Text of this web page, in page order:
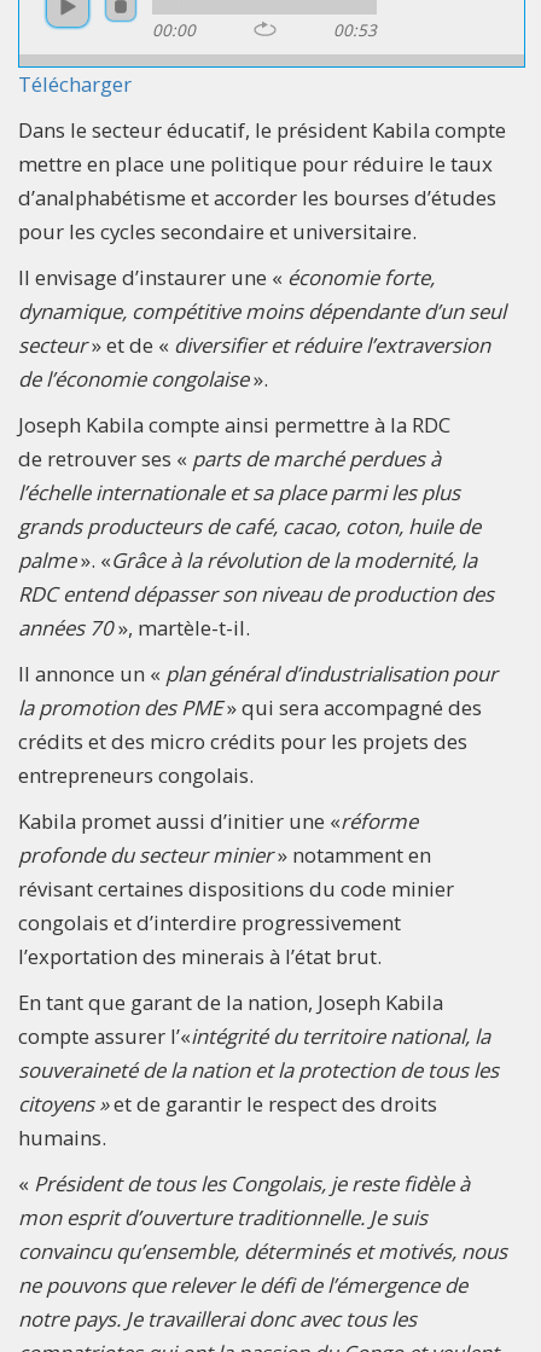
00:00 00:53
Télécharger
Dans le secteur éducatif, le président Kabila compte
mettre en place une politique pour réduire le taux
d’analphabétisme et accorder les bourses d’études
pour les cycles secondaire et universitaire.
Il envisage d’instaurer une « économie forte,
dynamique, compétitive moins dépendante d’un seul
secteur» et de « diversifier et réduire l’extraversion
de l’économie congolaise».
Joseph Kabila compte ainsi permettre à la RDC
de retrouver ses « parts de marché perdues à
l’échelle internationale et sa place parmi les plus
grands producteurs de café, cacao, coton, huile de
palme». «Grâce à la révolution de la modernité, la
RDC entend dépasser son niveau de production des
années 70», martèle-t-il.
Il annonce un « plan général d’industrialisation pour
la promotion des PME» qui sera accompagné des
crédits et des micro crédits pour les projets des
entrepreneurs congolais.
Kabila promet aussi d’initier une «réforme
profonde du secteur minier» notamment en
révisant certaines dispositions du code minier
congolais et d’interdire progressivement
l’exportation des minerais à l’état brut.
En tant que garant de la nation, Joseph Kabila
compte assurer l’«intégrité du territoire national, la
souveraineté de la nation et la protection de tous les
citoyens »et de garantir le respect des droits
humains.
« Président de tous les Congolais, je reste fidèle à
mon esprit d’ouverture traditionnelle. Je suis
convaincu qu’ensemble, déterminés et motivés, nous
ne pouvons que relever le défi de l’émergence de
notre pays. Je travaillerai donc avec tous les